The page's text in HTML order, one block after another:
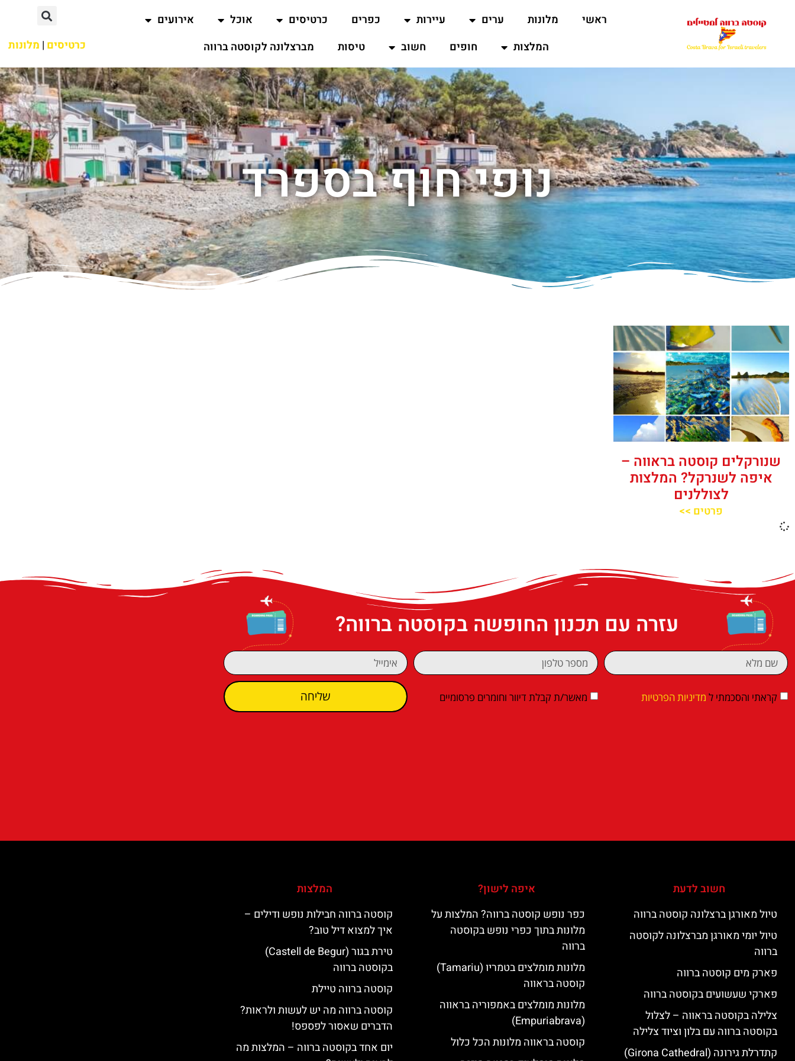
ראשי מלונות ערים עיירות כפרים כרטיסים אוכל
אירועים
המלצות
חופים חשוב טיסות מברצלונה לקוסטה ברווה כרטיסים | מלונות
נופי חוף בספרד
שנורקלים קוסטה בראווה –
איפה לשנרקל? המלצות
לצוללנים
פרטים >>
עזרה עם תכנון החופשה בקוסטה ברווה?
קראתי והסכמתי ל מדיניות הפרטיות מאשר/ת קבלת דיוור וחומרים פרסומיים שליחה
חשוב לדעת
טיול מאורגן ברצלונה קוסטה ברווה
טיול יומי מאורגן מברצלונה לקוסטה
ברווה
פארק מים קוסטה ברווה
פארקי שעשועים בקוסטה ברווה
צלילה בקוסטה בראווה – לצלול
בקוסטה ברווה עם בלון וציוד צלילה
קתדרלת גירונה (Girona Cathedral)
איפה לישון?
כפר נופש קוסטה ברווה? המלצות על
מלונות בתוך כפרי נופש בקוסטה
ברווה
מלונות מומלצים בטמריו (Tamariu)
קוסטה בראווה
מלונות מומלצים באמפוריה בראווה
(Empuriabrava)
קוסטה בראווה מלונות הכל כלול
המלצות
קוסטה ברווה חבילות נופש ודילים –
איך למצוא דיל טוב?
טירת בגור (Castell de Begur)
בקוסטה ברווה
קוסטה ברווה טיילת
קוסטה ברווה מה יש לעשות ולראות?
הדברים שאסור לפספס!
יום אחד בקוסטה ברווה – המלצות מה